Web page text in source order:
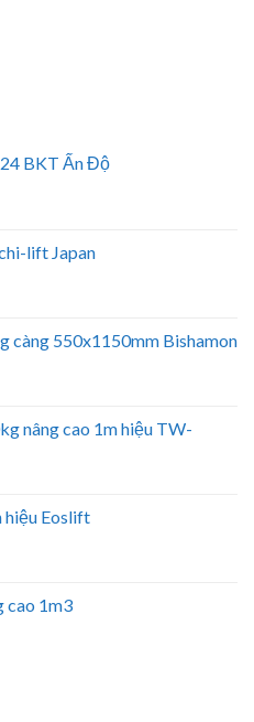
BKT Ấn Độ
lift Japan
càng 550x1150mm Bishamon
nâng cao 1m hiệu TW-
hiệu Eoslift
cao 1m3